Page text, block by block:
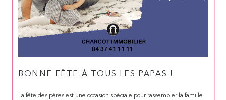
BONNE FÊTE À TOUS LES PAPAS !
La fête des pères est une occasion spéciale pour rassembler la famille